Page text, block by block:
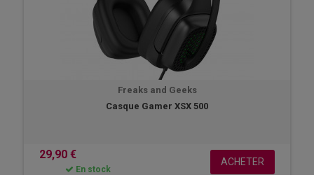
Freaks and Geeks
Casque Gamer XSX 500
29,90 €
En stock
ACHETER